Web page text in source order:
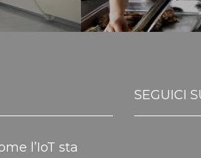
l’IoT sta
SEGUICI